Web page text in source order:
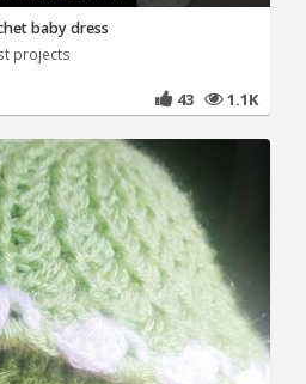
baby dress
projects
43 1.1K